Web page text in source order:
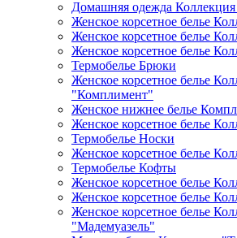
Домашняя одежда
Женское корсетное белье
Женское корсетное белье
Женское корсетное белье
Термобелье Брюки
Женское корсетное белье
"Комплимент"
Женское нижнее белье
Женское корсетное белье
Термобелье Носки
Женское корсетное белье
Термобелье Кофты
Женское корсетное белье
Женское корсетное белье
Женское корсетное белье
"Мадемуазель"